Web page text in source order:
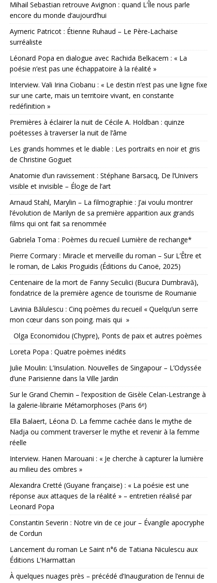
Mihail Sebastian retrouve Avignon : quand L’Île nous parle
encore du monde d’aujourd’hui
Aymeric Patricot : Étienne Ruhaud – Le Père-Lachaise
surréaliste
Léonard Popa en dialogue avec Rachida Belkacem : « La
poésie n’est pas une échappatoire à la réalité »
Interview. Vali Irina Ciobanu : « Le destin n’est pas une ligne fixe
sur une carte, mais un territoire vivant, en constante
redéfinition »
Premières à éclairer la nuit de Cécile A. Holdban : quinze
poétesses à traverser la nuit de l’âme
Les grands hommes et le diable : Les portraits en noir et gris
de Christine Goguet
Anatomie d’un ravissement : Stéphane Barsacq, De l’Univers
visible et invisible – Éloge de l’art
Arnaud Stahl, Marylin – La filmographie : J’ai voulu montrer
l’évolution de Marilyn de sa première apparition aux grands
films qui ont fait sa renommée
Gabriela Toma : Poèmes du recueil Lumière de rechange*
Pierre Cormary : Miracle et merveille du roman – Sur L’Être et
le roman, de Lakis Proguidis (Éditions du Canoë, 2025)
Centenaire de la mort de Fanny Seculici (Bucura Dumbravă),
fondatrice de la première agence de tourisme de Roumanie
Lavinia Bălulescu : Cinq poèmes du recueil « Quelqu’un serre
mon cœur dans son poing. mais qui »
Olga Economidou (Chypre), Ponts de paix et autres poèmes
Loreta Popa : Quatre poèmes inédits
Julie Moulin: L’Insulation. Nouvelles de Singapour – L’Odyssée
d’une Parisienne dans la Ville Jardin
Sur le Grand Chemin – l’exposition de Gisèle Celan-Lestrange à
la galerie-librairie Métamorphoses (Paris 6ᵉ)
Ella Balaert, Léona D. La femme cachée dans le mythe de
Nadja ou comment traverser le mythe et revenir à la femme
réelle
Interview. Hanen Marouani : « Je cherche à capturer la lumière
au milieu des ombres »
Alexandra Cretté (Guyane française) : « La poésie est une
réponse aux attaques de la réalité » – entretien réalisé par
Leonard Popa
Constantin Severin : Notre vin de ce jour – Évangile apocryphe
de Cordun
Lancement du roman Le Saint n°6 de Tatiana Niculescu aux
Éditions L’Harmattan
À quelques nuages près – précédé d’Inauguration de l’ennui de